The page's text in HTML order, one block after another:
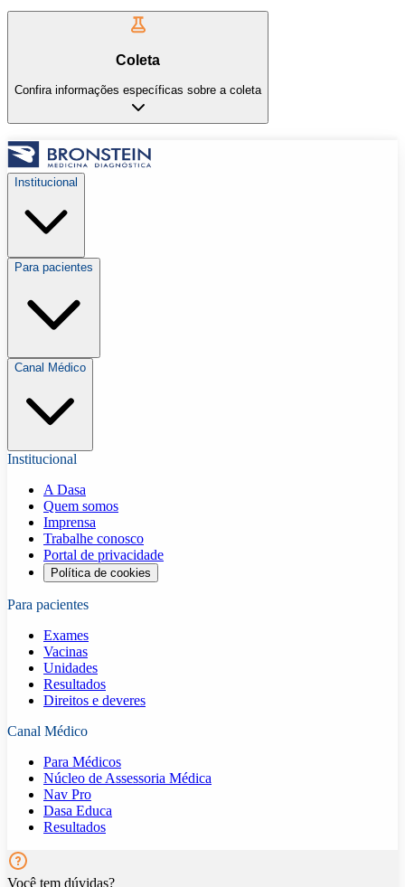
Coleta
Confira informações específicas sobre a coleta
Institucional
Para pacientes
Canal Médico
Institucional
A Dasa
Quem somos
Imprensa
Trabalhe conosco
Portal de privacidade
Política de cookies
Para pacientes
Exames
Vacinas
Unidades
Resultados
Direitos e deveres
Canal Médico
Para Médicos
Núcleo de Assessoria Médica
Nav Pro
Dasa Educa
Resultados
Você tem dúvidas?